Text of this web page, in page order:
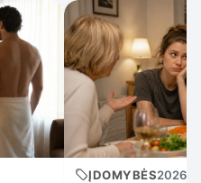
ĮDOMYBĖS2026-